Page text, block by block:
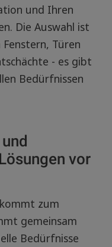
und Ihren
Die Auswahl ist
Türen
- es gibt
Bedürfnissen
vor
zum
gemeinsam
Bedürfnisse